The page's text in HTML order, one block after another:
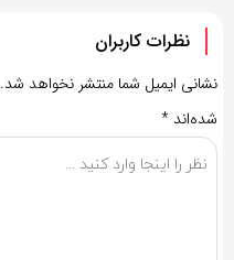
نظرات کاربران
نشانی ایمیل شما منتشر نخواهد شد.
شده‌اند *